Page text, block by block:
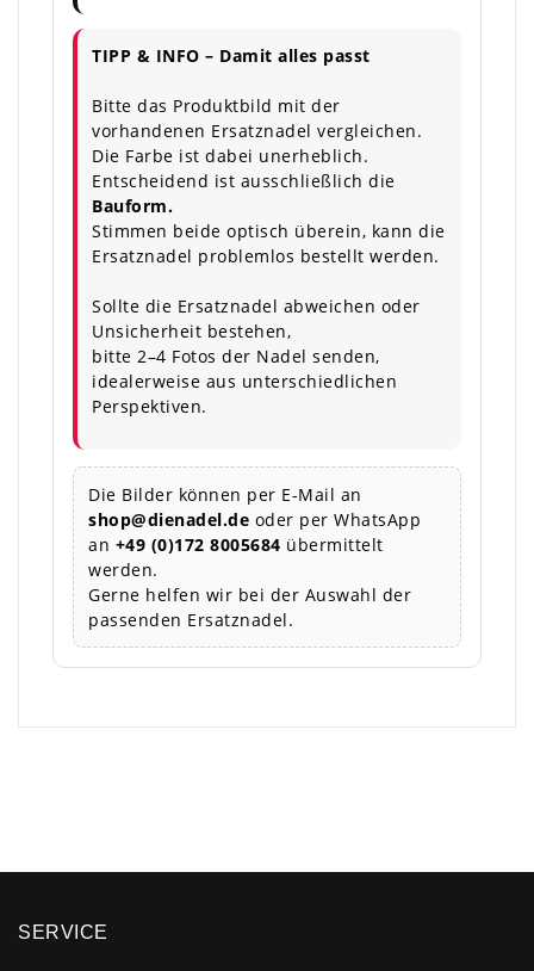
TIPP & INFO – Damit alles passt
Bitte das Produktbild mit der
vorhandenen Ersatznadel vergleichen.
Die Farbe ist dabei unerheblich.
Entscheidend ist ausschließlich die
Bauform.
Stimmen beide optisch überein, kann die
Ersatznadel problemlos bestellt werden.
Sollte die Ersatznadel abweichen oder
Unsicherheit bestehen,
bitte 2–4 Fotos der Nadel senden,
idealerweise aus unterschiedlichen
Perspektiven.
Die Bilder können per E-Mail an
shop@dienadel.de oder per WhatsApp
an +49 (0)172 8005684 übermittelt
werden.
Gerne helfen wir bei der Auswahl der
passenden Ersatznadel.
SERVICE